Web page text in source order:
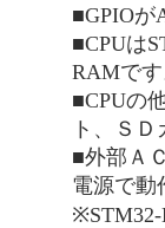
■GPIOが
■CPUは
RAMで
■CPUの
ト、Ｓ
■外部Ａ
電源で動
※STM32-